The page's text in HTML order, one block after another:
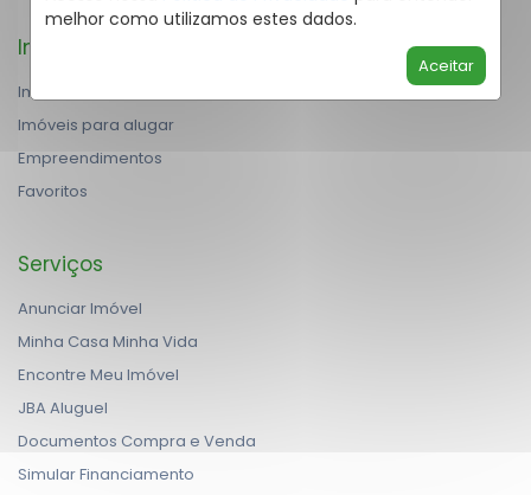
melhor como utilizamos estes dados.
Aceitar
Imóveis
Imóveis à venda
Imóveis para alugar
Empreendimentos
Favoritos
Serviços
Anunciar Imóvel
Minha Casa Minha Vida
Encontre Meu Imóvel
JBA Aluguel
Documentos Compra e Venda
Simular Financiamento